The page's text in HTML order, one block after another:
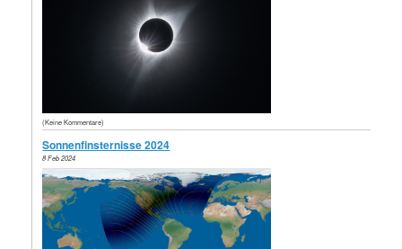
(Keine Kommentare)
Sonnenfinsternisse 2024
8 Feb 2024